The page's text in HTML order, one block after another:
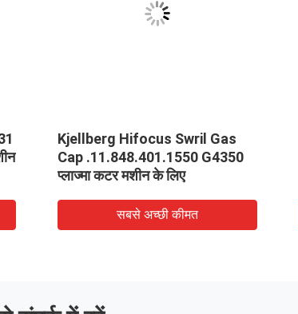
Kjellberg Hifocus Swril Gas
Cap .11.848.401.1550 G4350
प्लाज्मा कटर मशीन के लिए
सबसे अच्छी कीमत